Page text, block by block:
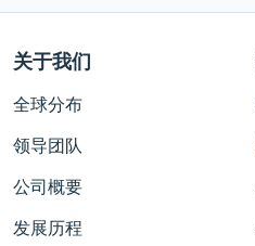
关于我们
全球分布
领导团队
公司概要
发展历程